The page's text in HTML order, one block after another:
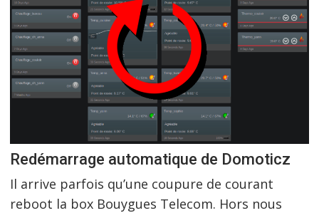
Redémarrage automatique de Domoticz
Il arrive parfois qu’une coupure de courant
reboot la box Bouygues Telecom. Hors nous